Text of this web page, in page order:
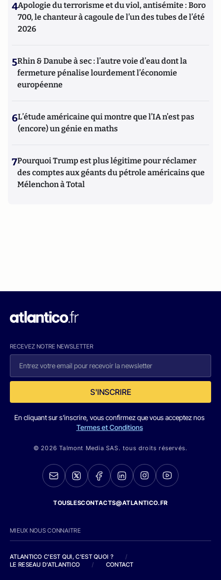
4Apologie du terrorisme et du viol, antisémite : Boro
700, le chanteur à cagoule de l’un des tubes de l’été
2026
5Rhin & Danube à sec : l’autre voie d’eau dont la
fermeture pénalise lourdement l’économie
européenne
6L’étude américaine qui montre que l’IA n’est pas
(encore) un génie en maths
7Pourquoi Trump est plus légitime pour réclamer
des comptes aux géants du pétrole américains que
Mélenchon à Total
RECEVEZ NOTRE NEWSLETTER
S'INSCRIRE
En cliquant sur s'inscrire, vous confirmez que vous acceptez nos
Termes et Conditions
© 2026 Talmont Media SAS. tous droits réservés.
TOUSLESCONTACTS@ATLANTICO.FR
MIEUX NOUS CONNAITRE
ATLANTICO C'EST QUI, C'EST QUOI ?
/
LE RESEAU D'ATLANTICO
/ CONTACT